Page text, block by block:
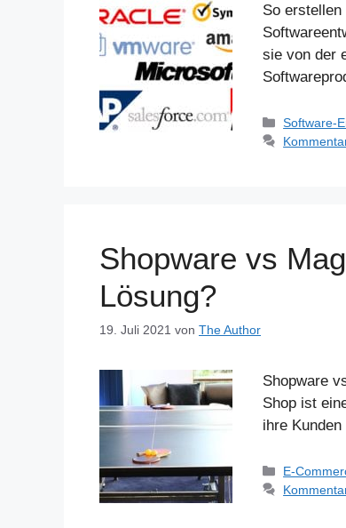
So
sie von der
Kategorien
Software-
Shopware vs
Lösung?
19. Juli 2021 von The Author
Shopware
Shop ist
ihre
Kategorien
E-